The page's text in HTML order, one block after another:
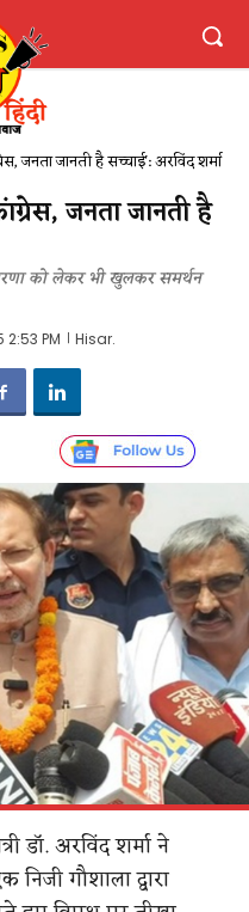
जनता जानती है सच्चाई': अरविंद शर्मा
जनता जानती है
को लेकर भी खुलकर समर्थन
2:53 PM Hisar.
डॉ. अरविंद शर्मा ने
गौशाला द्वारा